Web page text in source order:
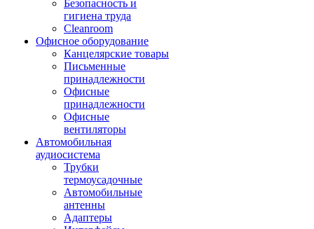
Безопасность и
гигиена труда
Cleanroom
Офисное оборудование
Канцелярские товары
Письменные
принадлежности
Офисные
принадлежности
Офисные
вентиляторы
Автомобильная
аудиосистема
Трубки
термоусадочные
Автомобильные
антенны
Адаптеры